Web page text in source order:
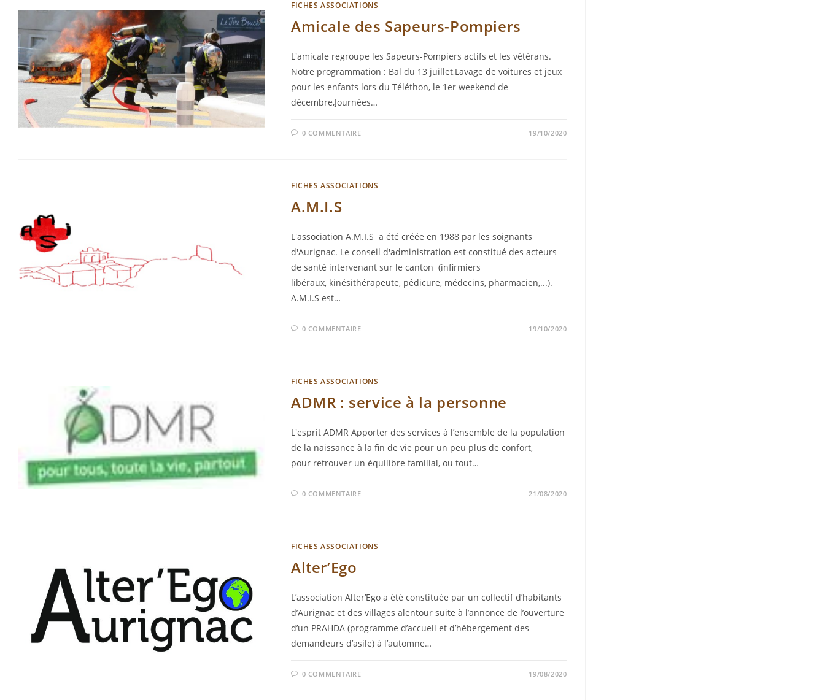
FICHES ASSOCIATIONS
Amicale des Sapeurs-Pompiers
L'amicale regroupe les Sapeurs-Pompiers actifs et les vétérans.
Notre programmation : Bal du 13 juillet,Lavage de voitures et jeux
pour les enfants lors du Téléthon, le 1er weekend de
décembre,Journées…
0 COMMENTAIRE 19/10/2020
FICHES ASSOCIATIONS
A.M.I.S
L'association A.M.I.S a été créée en 1988 par les soignants
d'Aurignac. Le conseil d'administration est constitué des acteurs
de santé intervenant sur le canton (infirmiers
libéraux, kinésithérapeute, pédicure, médecins, pharmacien,...).
A.M.I.S est…
0 COMMENTAIRE 19/10/2020
FICHES ASSOCIATIONS
ADMR : service à la personne
L'esprit ADMR Apporter des services à l’ensemble de la population
de la naissance à la fin de vie pour un peu plus de confort,
pour retrouver un équilibre familial, ou tout…
0 COMMENTAIRE 21/08/2020
FICHES ASSOCIATIONS
Alter’Ego
L’association Alter’Ego a été constituée par un collectif d’habitants
d’Aurignac et des villages alentour suite à l’annonce de l’ouverture
d’un PRAHDA (programme d’accueil et d’hébergement des
demandeurs d’asile) à l’automne…
0 COMMENTAIRE 19/08/2020